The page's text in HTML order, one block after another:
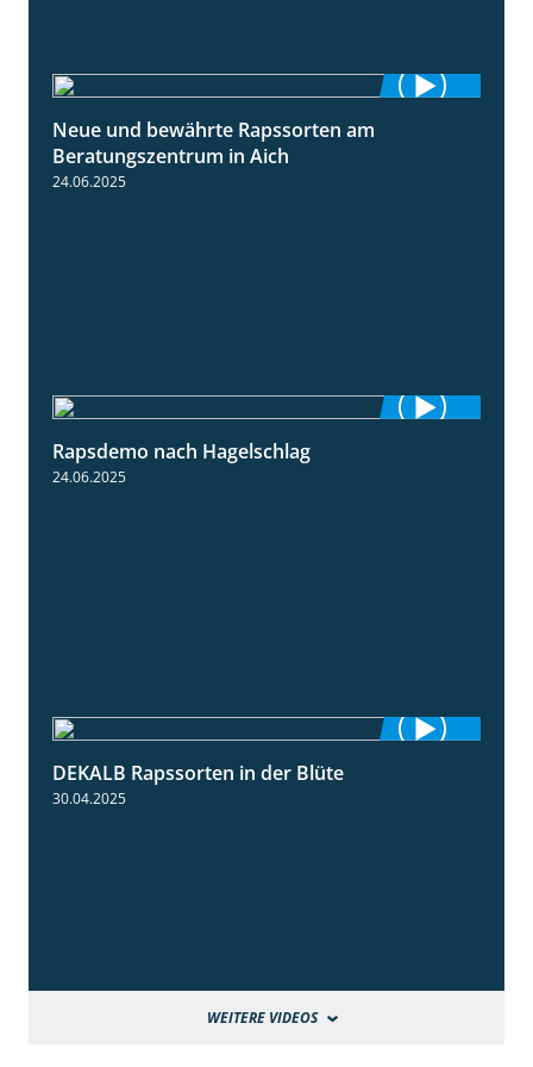
Neue und bewährte Rapssorten am
Beratungszentrum in Aich
24.06.2025
Rapsdemo nach Hagelschlag
24.06.2025
DEKALB Rapssorten in der Blüte
30.04.2025
WEITERE VIDEOS